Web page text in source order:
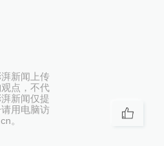
新闻上传
点，不代
新闻仅提
用电脑访
。